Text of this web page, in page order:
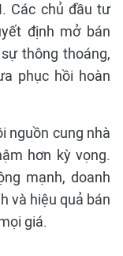
Các chủ đầu tư
định mở bán
thông thoáng,
phục hồi hoàn
nguồn cung nhà
hơn kỳ vọng.
mạnh, doanh
và hiệu quả bán
giá.